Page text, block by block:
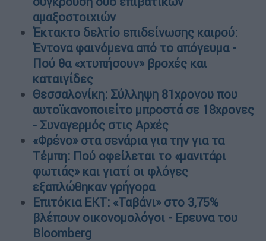
αμαξοστοιχιών
Έκτακτο δελτίο επιδείνωσης καιρού:
Έντονα φαινόμενα από το απόγευμα -
Πού θα «χτυπήσουν» βροχές και
καταιγίδες
Θεσσαλονίκη: Σύλληψη 81χρονου που
αυτοϊκανοποιείτο μπροστά σε 18χρονες
- Συναγερμός στις Αρχές
«Φρένο» στα σενάρια για την για τα
Τέμπη: Πού οφείλεται το «μανιτάρι
φωτιάς» και γιατί οι φλόγες
εξαπλώθηκαν γρήγορα
Επιτόκια ΕΚΤ: «Ταβάνι» στο 3,75%
βλέπουν οικονομολόγοι - Ερευνα του
Bloomberg